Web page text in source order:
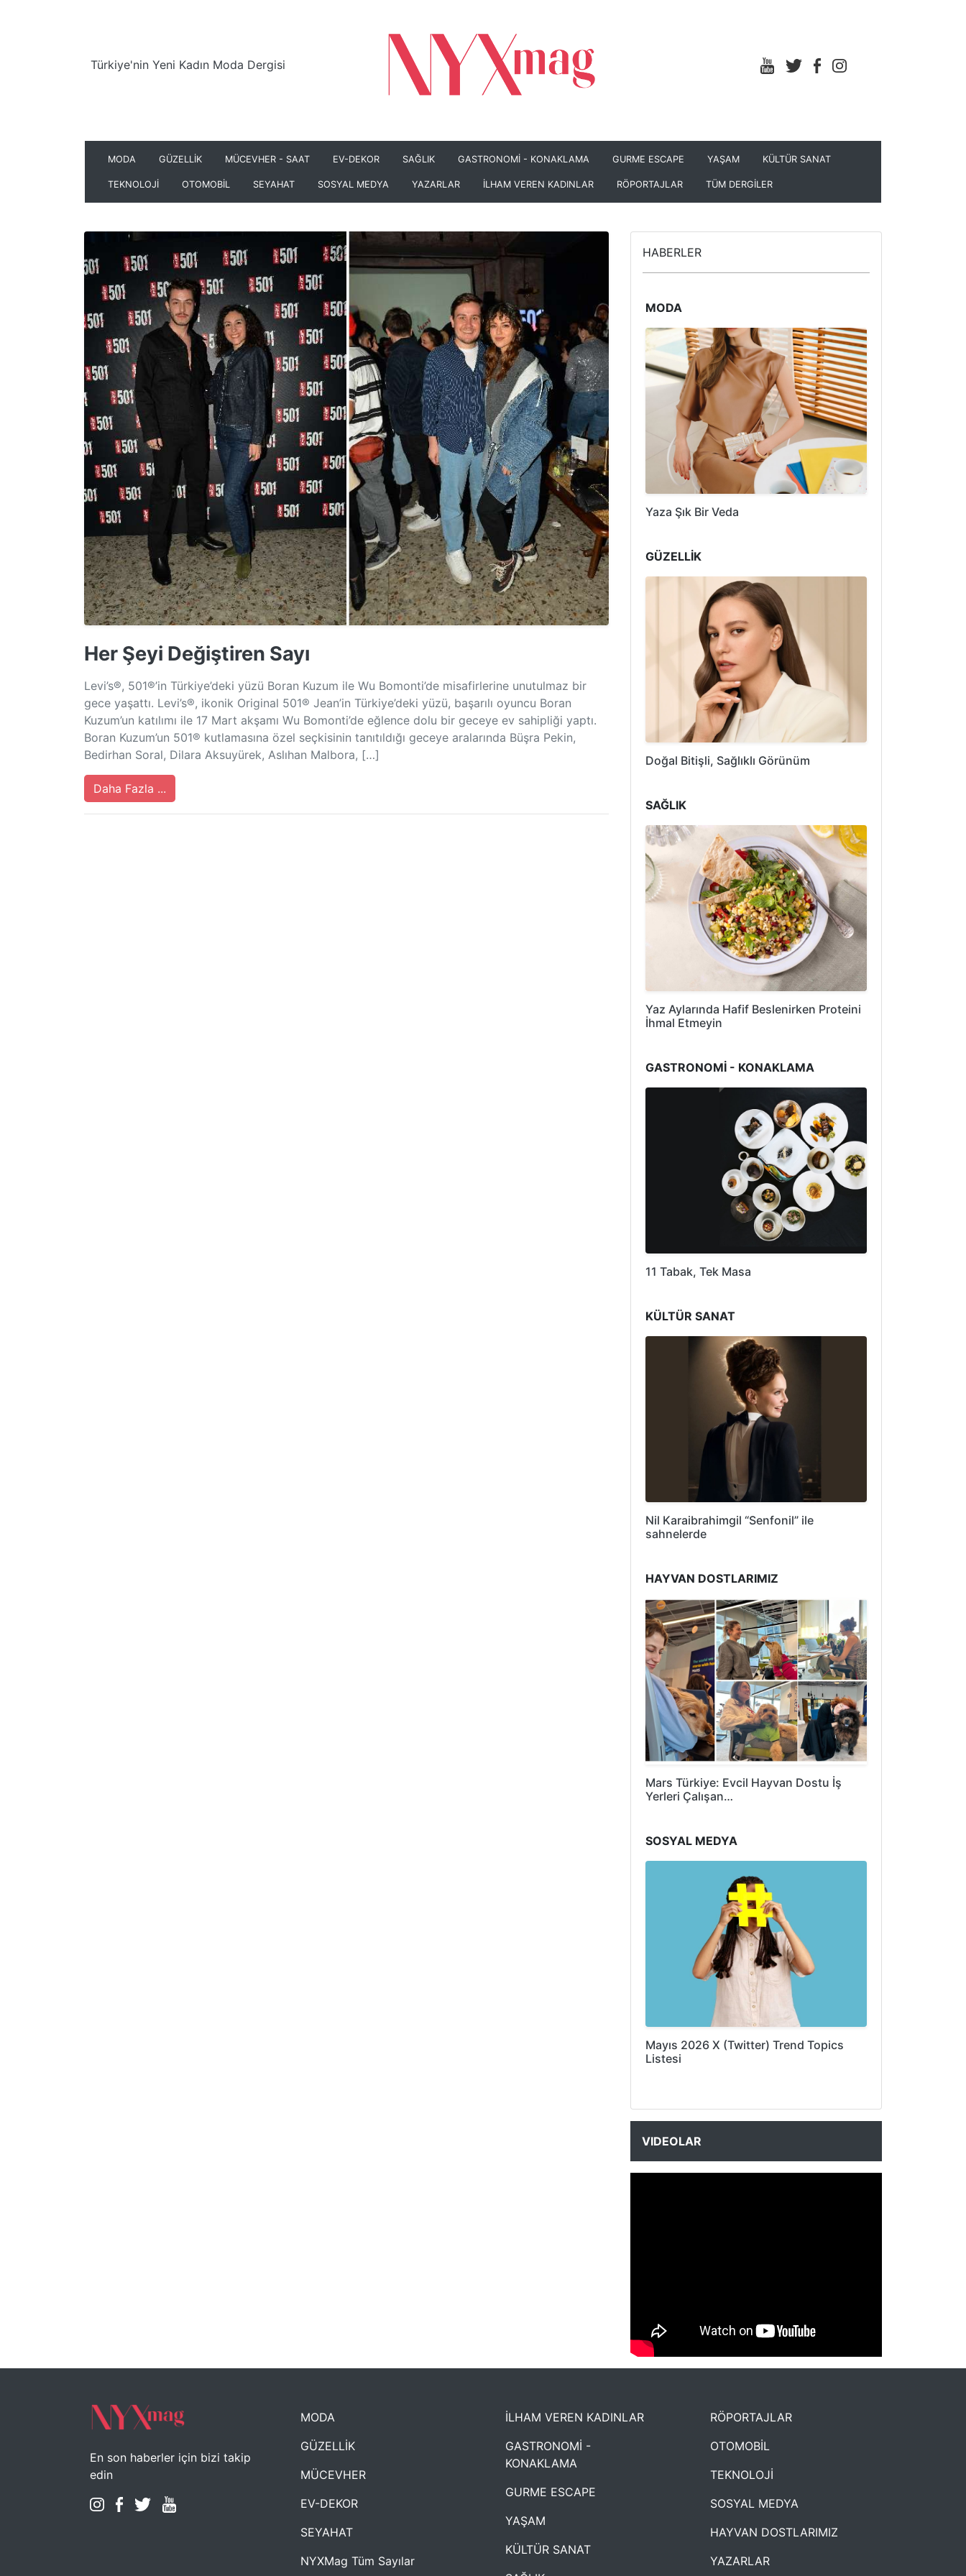
Türkiye'nin Yeni Kadın Moda Dergisi
MODA GÜZELLİK MÜCEVHER - SAAT EV-DEKOR SAĞLIK GASTRONOMİ - KONAKLAMA GURME ESCAPE YAŞAM KÜLTÜR SANAT
TEKNOLOJİ OTOMOBİL SEYAHAT SOSYAL MEDYA YAZARLAR İLHAM VEREN KADINLAR RÖPORTAJLAR TÜM DERGİLER
Her Şeyi Değiştiren Sayı
Levi’s®, 501®’in Türkiye’deki yüzü Boran Kuzum ile Wu Bomonti’de misafirlerine unutulmaz bir
gece yaşattı. Levi’s®, ikonik Original 501® Jean’in Türkiye’deki yüzü, başarılı oyuncu Boran
Kuzum’un katılımı ile 17 Mart akşamı Wu Bomonti’de eğlence dolu bir geceye ev sahipliği yaptı.
Boran Kuzum’un 501® kutlamasına özel seçkisinin tanıtıldığı geceye aralarında Büşra Pekin,
Bedirhan Soral, Dilara Aksuyürek, Aslıhan Malbora, […]
Daha Fazla ...
HABERLER
MODA
Yaza Şık Bir Veda
GÜZELLİK
Doğal Bitişli, Sağlıklı Görünüm
SAĞLIK
Yaz Aylarında Hafif Beslenirken Proteini
İhmal Etmeyin
GASTRONOMİ - KONAKLAMA
11 Tabak, Tek Masa
KÜLTÜR SANAT
Nil Karaibrahimgil “Senfonil” ile
sahnelerde
HAYVAN DOSTLARIMIZ
Mars Türkiye: Evcil Hayvan Dostu İş
Yerleri Çalışan…
SOSYAL MEDYA
Mayıs 2026 X (Twitter) Trend Topics
Listesi
VIDEOLAR
NYXmag 2. Yaş Kutlama Etkinliği
En son haberler için bizi takip
edin
MODA
GÜZELLİK
MÜCEVHER
EV-DEKOR
SEYAHAT
NYXMag Tüm Sayılar
İLHAM VEREN KADINLAR
GASTRONOMİ -
KONAKLAMA
GURME ESCAPE
YAŞAM
KÜLTÜR SANAT
RÖPORTAJLAR
OTOMOBİL
TEKNOLOJİ
SOSYAL MEDYA
HAYVAN DOSTLARIMIZ
YAZARLAR